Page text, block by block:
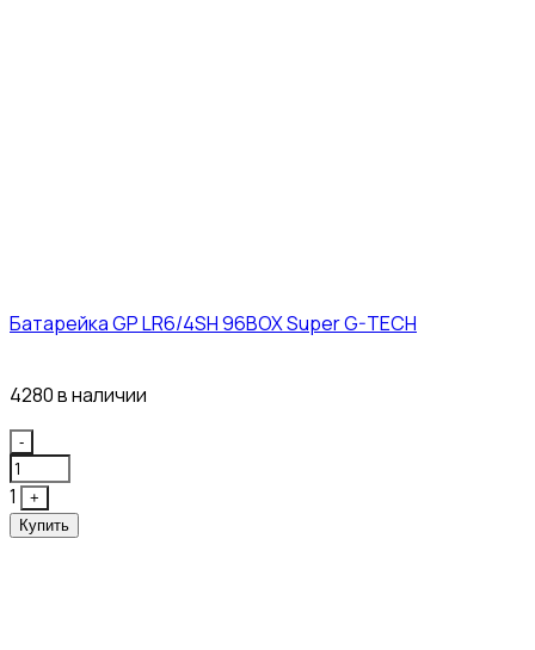
Батарейка GP LR6/4SH 96BOX Super G-TECH
4280 в наличии
Quantity
-
1
+
Купить